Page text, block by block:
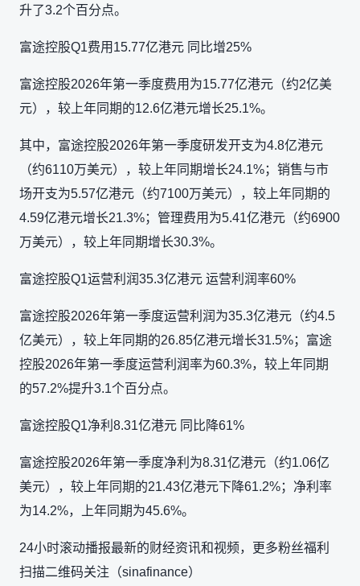
升了3.2个百分点。
富途控股Q1费用15.77亿港元 同比增25%
富途控股2026年第一季度费用为15.77亿港元（约2亿美
元），较上年同期的12.6亿港元增长25.1%。
其中，富途控股2026年第一季度研发开支为4.8亿港元
（约6110万美元），较上年同期增长24.1%；销售与市
场开支为5.57亿港元（约7100万美元），较上年同期的
4.59亿港元增长21.3%；管理费用为5.41亿港元（约6900
万美元），较上年同期增长30.3%。
富途控股Q1运营利润35.3亿港元 运营利润率60%
富途控股2026年第一季度运营利润为35.3亿港元（约4.5
亿美元），较上年同期的26.85亿港元增长31.5%；富途
控股2026年第一季度运营利润率为60.3%，较上年同期
的57.2%提升3.1个百分点。
富途控股Q1净利8.31亿港元 同比降61%
富途控股2026年第一季度净利为8.31亿港元（约1.06亿
美元），较上年同期的21.43亿港元下降61.2%；净利率
为14.2%，上年同期为45.6%。
24小时滚动播报最新的财经资讯和视频，更多粉丝福利
扫描二维码关注（sinafinance）